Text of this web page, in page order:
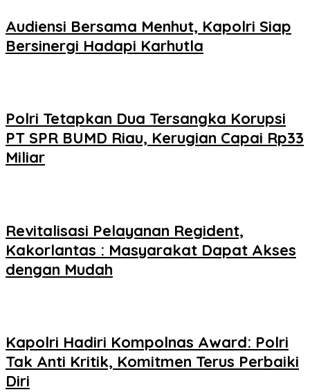
Audiensi Bersama Menhut, Kapolri Siap
Bersinergi Hadapi Karhutla
Polri Tetapkan Dua Tersangka Korupsi
PT SPR BUMD Riau, Kerugian Capai Rp33
Miliar
Revitalisasi Pelayanan Regident,
Kakorlantas : Masyarakat Dapat Akses
dengan Mudah
Kapolri Hadiri Kompolnas Award: Polri
Tak Anti Kritik, Komitmen Terus Perbaiki
Diri